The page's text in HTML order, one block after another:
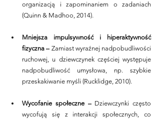
organizacją i zapominaniem o zadaniach
(Quinn & Madhoo, 2014).
Mniejsza impulsywność i hiperaktywność
fizyczna – Zamiast wyraźnej nadpobudliwości
ruchowej, u dziewczynek częściej występuje
nadpobudliwość umysłowa, np. szybkie
przeskakiwanie myśli (Rucklidge, 2010).
Wycofanie społeczne – Dziewczynki często
wycofują się z interakcji społecznych, co